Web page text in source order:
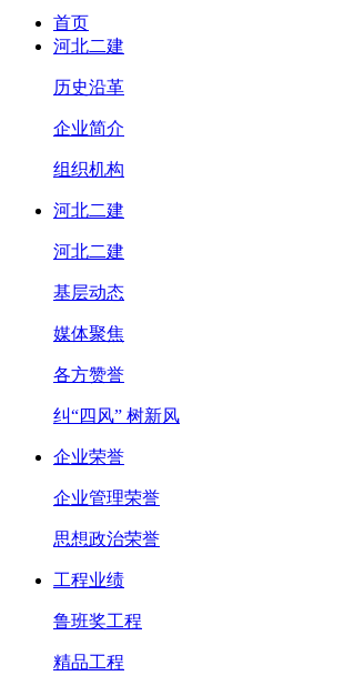
首页
河北二建
历史沿革
企业简介
组织机构
河北二建
河北二建
基层动态
媒体聚焦
各方赞誉
纠“四风” 树新风
企业荣誉
企业管理荣誉
思想政治荣誉
工程业绩
鲁班奖工程
精品工程